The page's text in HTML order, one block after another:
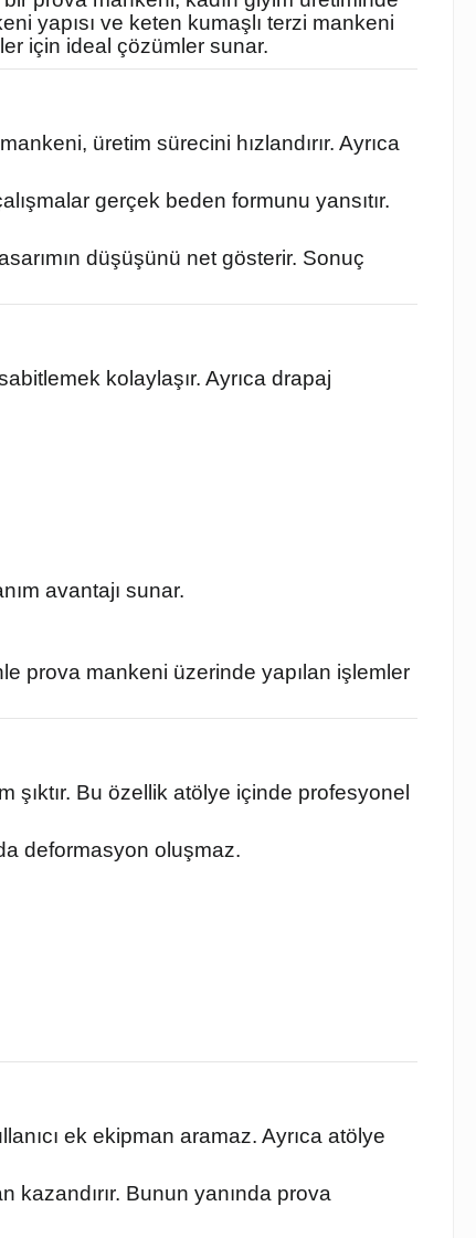
yapısı ve keten kumaşlı terzi mankeni
için ideal çözümler sunar.
üretim sürecini hızlandırır. Ayrıca
gerçek beden formunu yansıtır.
düşüşünü net gösterir. Sonuç
kolaylaşır. Ayrıca drapaj
avantajı sunar.
prova mankeni üzerinde yapılan işlemler
Bu özellik atölye içinde profesyonel
deformasyon oluşmaz.
ek ekipman aramaz. Ayrıca atölye
Bunun yanında prova